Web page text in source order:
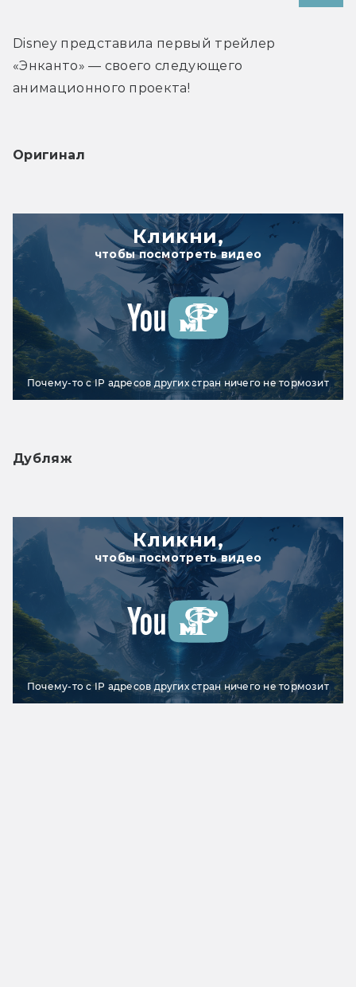
Disney представила первый трейлер
«Энканто» — своего следующего
анимационного проекта!
Оригинал
Кликни,
чтобы посмотреть видео
Почему-то с IP адресов других стран ничего не тормозит
Дубляж
Кликни,
чтобы посмотреть видео
Почему-то с IP адресов других стран ничего не тормозит